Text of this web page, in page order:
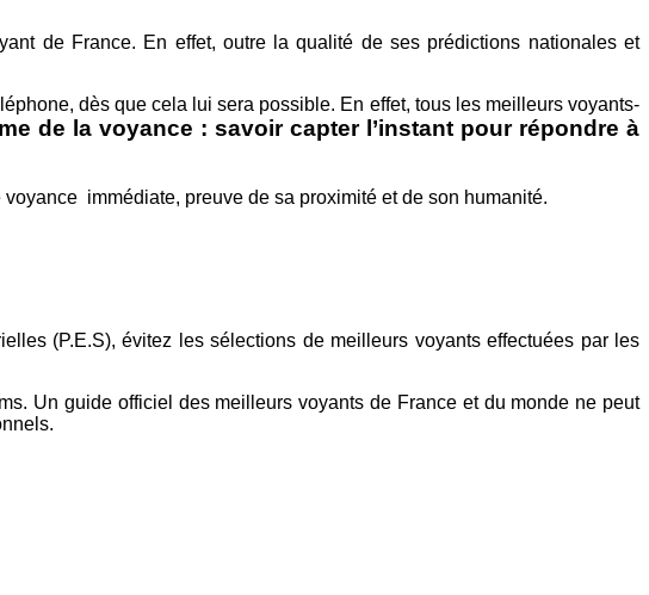
de France. En effet, outre la qualité de ses prédictions nationales et
dès que cela lui sera possible. En effet, tous les meilleurs voyants-
de la voyance : savoir capter l’instant pour répondre à
immédiate, preuve de sa proximité et de son humanité.
(P.E.S), évitez les sélections de meilleurs voyants effectuées par les
Un guide officiel des meilleurs voyants de France et du monde ne peut